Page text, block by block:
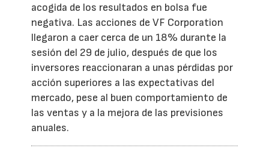
acogida de los resultados en bolsa fue
negativa. Las acciones de VF Corporation
llegaron a caer cerca de un 18% durante la
sesión del 29 de julio, después de que los
inversores reaccionaran a unas pérdidas por
acción superiores a las expectativas del
mercado, pese al buen comportamiento de
las ventas y a la mejora de las previsiones
anuales.